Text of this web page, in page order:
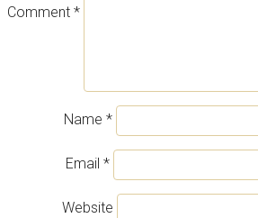
Comment *
Name *
Email *
Website